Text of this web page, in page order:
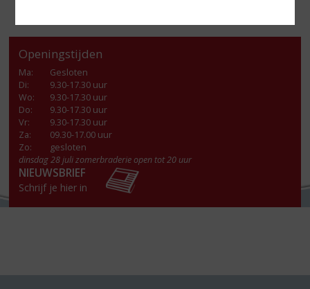
Openingstijden
Ma:
Gesloten
Di:
9.30-17.30 uur
Wo:
9.30-17.30 uur
Do:
9.30-17.30 uur
Vr:
9.30-17.30 uur
Za:
09.30-17.00 uur
Zo:
gesloten
dinsdag 28 juli zomerbraderie open tot 20 uur
NIEUWSBRIEF
Schrijf je hier in